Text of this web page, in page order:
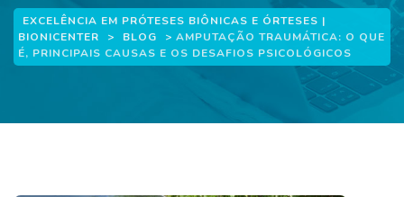
EXCELÊNCIA EM PRÓTESES BIÔNICAS E ÓRTESES |
BIONICENTER
> BLOG > AMPUTAÇÃO TRAUMÁTICA: O QUE
É, PRINCIPAIS CAUSAS E OS DESAFIOS PSICOLÓGICOS